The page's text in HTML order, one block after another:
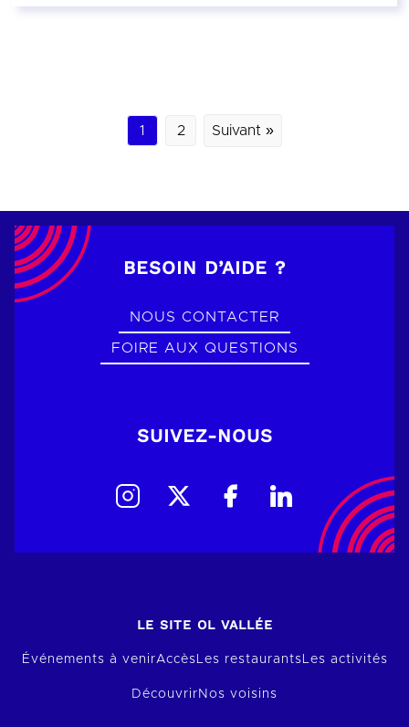
1 2 Suivant »
BESOIN D’AIDE ?
NOUS CONTACTER
FOIRE AUX QUESTIONS
SUIVEZ-NOUS
LE SITE OL VALLÉE
Événements à venirAccèsLes restaurantsLes activités
Découvrir Nos voisins